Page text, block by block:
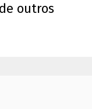
outros